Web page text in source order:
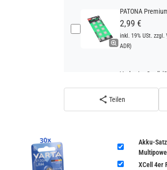
PATONA
2,99 €
inkl. 19% USt. zzgl.
ADR)
Verbatim
22,95 €
inkl. 19% USt. zzgl.
Teilen
Akku-
XCell 4er